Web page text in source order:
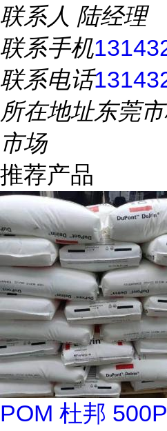
联系人 陆经理
联系手机
联系电话
所在地址东莞
市场
推荐产品
POM 杜邦